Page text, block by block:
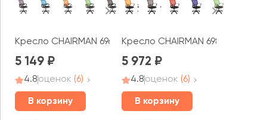
Кресло CHAIRMAN 696ЛТ ТВ
5 149
4.8оценок (6)
В корзину
Кресло CHAIRMAN 698ЛТ ТВ
5 972
4.8оценок (6)
В корзину